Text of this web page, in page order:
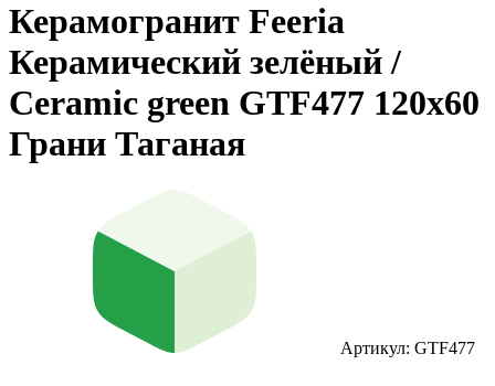
Керамогранит Feeria
Керамический зелёный /
Ceramic green GTF477 120х60
Грани Таганая
Артикул: GTF477